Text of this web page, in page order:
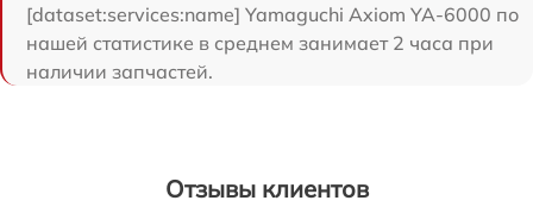
[dataset:services:name] Yamaguchi Axiom YA-6000 по
нашей статистике в среднем занимает 2 часа при
наличии запчастей.
Отзывы клиентов